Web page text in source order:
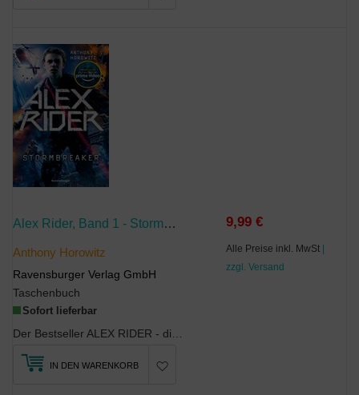
Alex Rider, Band 1 - Stormbreaker
Anthony Horowitz
Ravensburger Verlag GmbH
Taschenbuch
Sofort lieferbar
9,99 €
Alle Preise inkl. MwSt |
zzgl. Versand
IN DEN WARENKORB